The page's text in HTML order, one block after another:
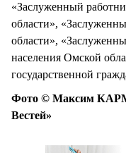
«Заслуженный
области»,
области»,
населения Омской
государственной
Фото © Максим
Вестей»